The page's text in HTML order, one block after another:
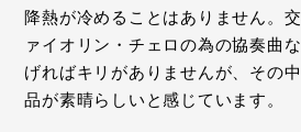
降熱が冷めることはありません。
ァイオリン・チェロの為の協奏曲
げればキリがありませんが、その
品が素晴らしいと感じています。